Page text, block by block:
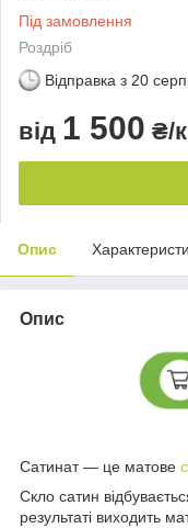
Під замовлення
Роздріб
Відправка з 20
від 1 500 ₴/
Опис
Опис
Сатинат — це матове
Скло сатин
результаті виходить